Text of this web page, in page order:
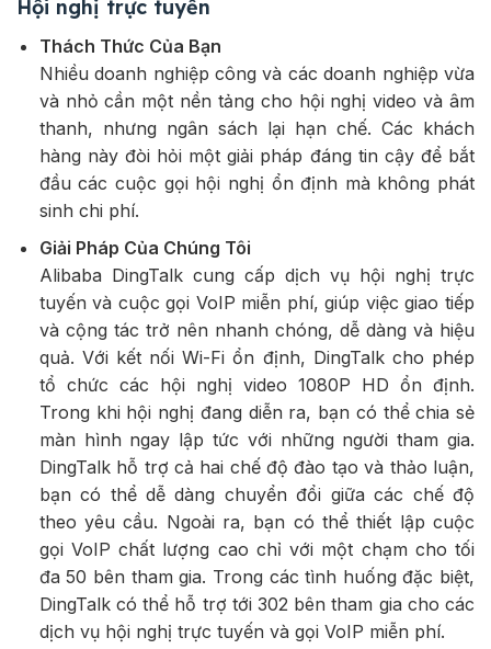
Hội nghị trực tuyến
Thách Thức Của Bạn
Nhiều doanh nghiệp công và các doanh nghiệp vừa
và nhỏ cần một nền tảng cho hội nghị video và âm
thanh, nhưng ngân sách lại hạn chế. Các khách
hàng này đòi hỏi một giải pháp đáng tin cậy để bắt
đầu các cuộc gọi hội nghị ổn định mà không phát
sinh chi phí.
Giải Pháp Của Chúng Tôi
Alibaba DingTalk cung cấp dịch vụ hội nghị trực
tuyến và cuộc gọi VoIP miễn phí, giúp việc giao tiếp
và cộng tác trở nên nhanh chóng, dễ dàng và hiệu
quả. Với kết nối Wi-Fi ổn định, DingTalk cho phép
tổ chức các hội nghị video 1080P HD ổn định.
Trong khi hội nghị đang diễn ra, bạn có thể chia sẻ
màn hình ngay lập tức với những người tham gia.
DingTalk hỗ trợ cả hai chế độ đào tạo và thảo luận,
bạn có thể dễ dàng chuyển đổi giữa các chế độ
theo yêu cầu. Ngoài ra, bạn có thể thiết lập cuộc
gọi VoIP chất lượng cao chỉ với một chạm cho tối
đa 50 bên tham gia. Trong các tình huống đặc biệt,
DingTalk có thể hỗ trợ tới 302 bên tham gia cho các
dịch vụ hội nghị trực tuyến và gọi VoIP miễn phí.